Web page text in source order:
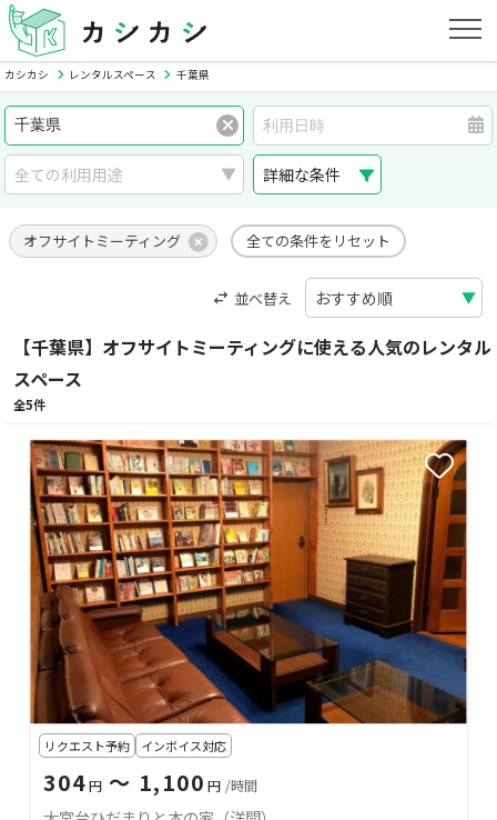
カシカシ レンタルスペース 千葉県
詳細な条件
オフサイトミーティング 全ての条件をリセット
並べ替え
【千葉県】オフサイトミーティングに使える人気のレンタル
スペース
全5件
リクエスト予約 インボイス対応
304 円 〜 1,100 円 /時間